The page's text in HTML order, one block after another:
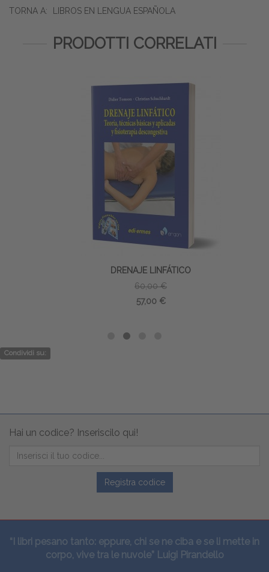
TORNA A: LIBROS EN LENGUA ESPAÑOLA
PRODOTTI CORRELATI
DRENAJE LINFÁTICO
60,00 €
57,00 €
Condividi su:
Hai un codice? Inseriscilo qui!
Registra codice
“I libri pesano tanto: eppure, chi se ne ciba e se li mette in
corpo, vive tra le nuvole” Luigi Pirandello